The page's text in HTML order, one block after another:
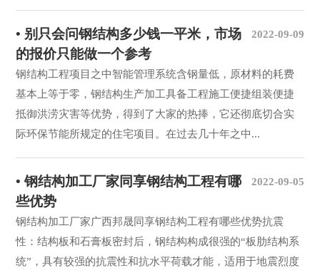
2022-09-09
• 别只会问钢结构多少钱一平米，市场
的报价只能做一个参考
钢结构工程项目之中智能管理系统含钢量低，原材料的耗费
基本上等于零，钢结构生产加工具备工程施工便捷组装便捷
抵御洪涝灾害等优势，得到了大家的热捧，它还彻底切合实
际环保节能所规定的住宅项目。在过去几十年之中...
2022-09-05
• 钢结构加工厂家同享钢结构工程有哪
些优势
钢结构加工厂家广西邦晟同享钢结构工程有哪些优势抗震
性：结构板和石膏板密封后，钢结构构成很强的“板肋结构系
统”，具有较强的抗震性和抗水平荷载才能，适用于地震烈度